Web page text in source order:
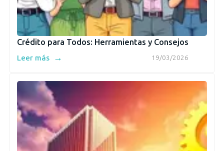
Crédito para Todos: Herramientas y Consejos
19/03/2026
Leer más →